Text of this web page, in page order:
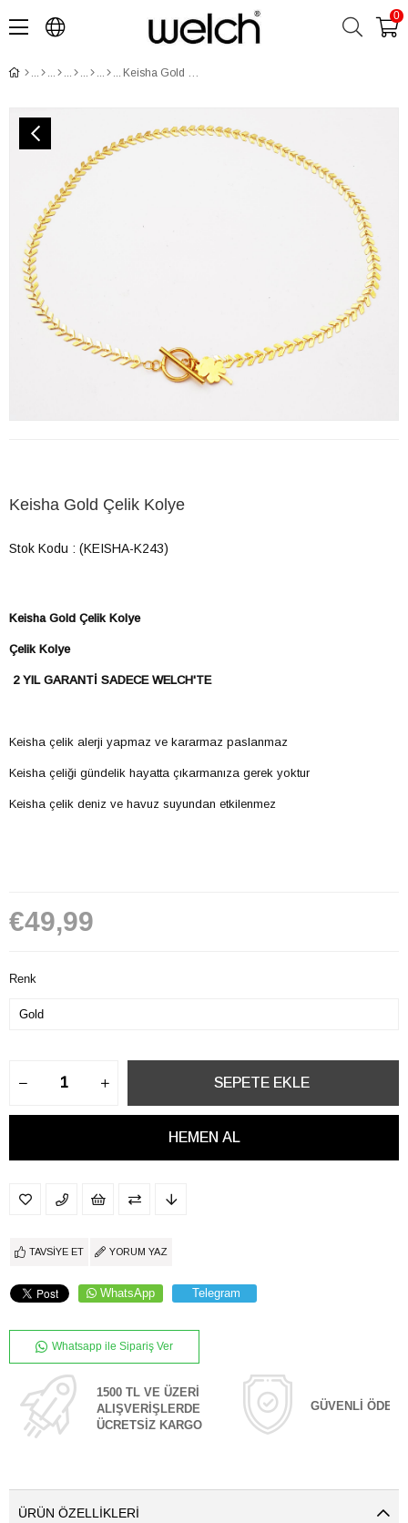
0
Keisha Gold Çelik Kolye
Keisha Gold Çelik Kolye
Stok Kodu (KEISHA-K243)
Keisha Gold Çelik Kolye
Çelik Kolye
2 YIL GARANTİ SADECE WELCH'TE
Keisha çelik alerji yapmaz ve kararmaz paslanmaz
Keisha çeliği gündelik hayatta çıkarmanıza gerek yoktur
Keisha çelik deniz ve havuz suyundan etkilenmez
€49,99
Renk
TAVSIYE ET YORUM YAZ
WhatsApp Telegram
Whatsapp ile Sipariş Ver
1500 TL VE ÜZERİ
ALIŞVERİŞLERDE
ÜCRETSİZ KARGO
GÜVENLİ
ÜRÜN ÖZELLIKLERI